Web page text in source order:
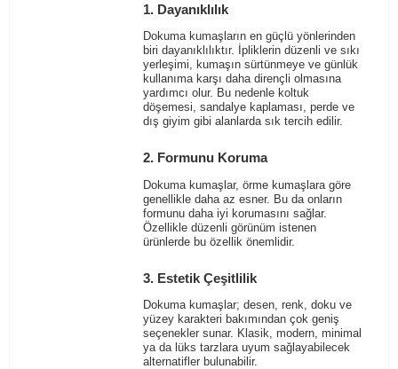
1. Dayanıklılık
Dokuma kumaşların en güçlü yönlerinden
biri dayanıklılıktır. İpliklerin düzenli ve sıkı
yerleşimi, kumaşın sürtünmeye ve günlük
kullanıma karşı daha dirençli olmasına
yardımcı olur. Bu nedenle koltuk
döşemesi, sandalye kaplaması, perde ve
dış giyim gibi alanlarda sık tercih edilir.
2. Formunu Koruma
Dokuma kumaşlar, örme kumaşlara göre
genellikle daha az esner. Bu da onların
formunu daha iyi korumasını sağlar.
Özellikle düzenli görünüm istenen
ürünlerde bu özellik önemlidir.
3. Estetik Çeşitlilik
Dokuma kumaşlar; desen, renk, doku ve
yüzey karakteri bakımından çok geniş
seçenekler sunar. Klasik, modern, minimal
ya da lüks tarzlara uyum sağlayabilecek
alternatifler bulunabilir.